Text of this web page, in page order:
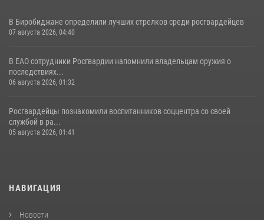
В Биробиджане определили лучших стрелков среди росгвардейцев
07 августа 2026, 04:40
В ЕАО сотрудники Росгвардии напомнили владельцам оружия о
последствиях...
06 августа 2026, 01:32
Росгвардейцы познакомили воспитанников соццентра со своей
службой в ра...
05 августа 2026, 01:41
НАВИГАЦИЯ
Новости